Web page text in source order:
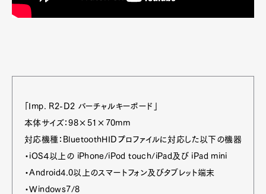
「Imp. R2-D2 バーチャルキーボード」
本体サイズ：98×51×70mm
対応機種：BluetoothHIDプロファイルに対応した以下の機器
・iOS４以上の iPhone/iPod touch/iPad及び iPad mini
・Android4.0以上のスマートフォン及びタブレット端末
・Windows7/8